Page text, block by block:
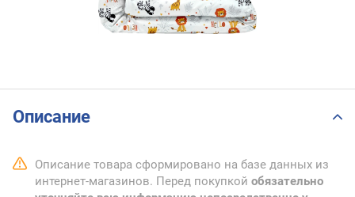
Описание
Описание товара сформировано на базе данных из
интернет-магазинов. Перед покупкой обязательно